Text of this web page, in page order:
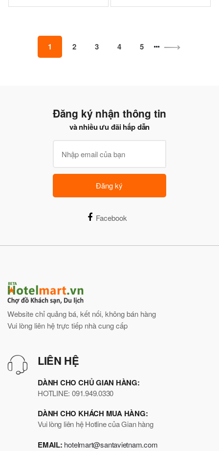
1 2 3 4 5
Đăng ký nhận thông tin
và nhiều ưu đãi hấp dẫn
Đăng ký
Facebook
Website chỉ quảng bá, kết nối, không bán hàng
Vui lòng liên hệ trực tiếp nhà cung cấp
LIÊN HỆ
DÀNH CHO CHỦ GIAN HÀNG:
HOTLINE: 091.949.0330
DÀNH CHO KHÁCH MUA HÀNG:
Vui lòng liên hệ Hotline của Gian hàng
EMAIL: hotelmart@santavietnam.com